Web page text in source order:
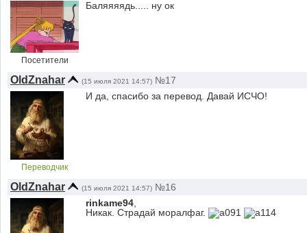
Посетители
Баляяяядь..... ну ок
OldZnahar (15 июля 2021 14:57) №17
Переводчик
И да, спасибо за перевод. Давай ИСЧО!
OldZnahar (15 июля 2021 14:57) №16
rinkame94
Никак. Страдай моралфаг.